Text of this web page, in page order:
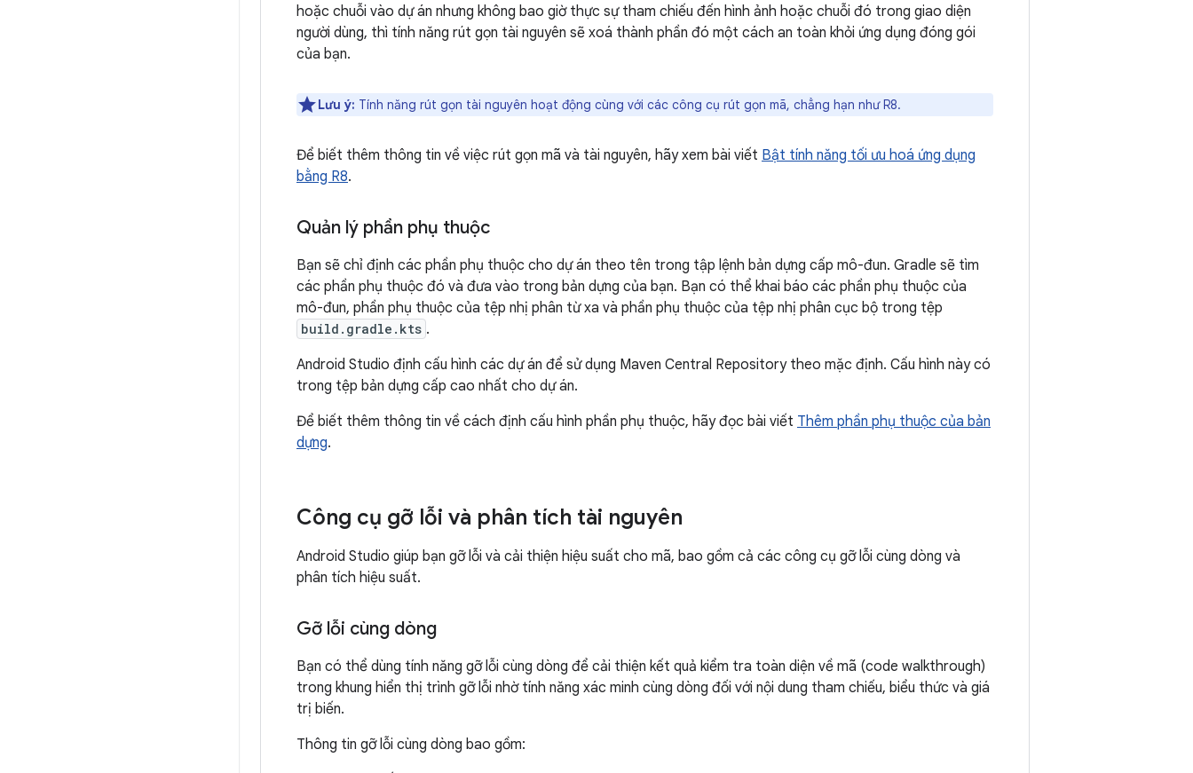
hoặc chuỗi vào dự án nhưng không bao giờ thực sự tham chiếu đến hình ảnh hoặc chuỗi đó trong giao diện
người dùng, thì tính năng rút gọn tài nguyên sẽ xoá thành phần đó một cách an toàn khỏi ứng dụng đóng gói
của bạn.
Lưu ý: Tính năng rút gọn tài nguyên hoạt động cùng với các công cụ rút gọn mã, chẳng hạn như R8.
Để biết thêm thông tin về việc rút gọn mã và tài nguyên, hãy xem bài viết Bật tính năng tối ưu hoá ứng dụng
bằng R8.
Quản lý phần phụ thuộc
Bạn sẽ chỉ định các phần phụ thuộc cho dự án theo tên trong tập lệnh bản dựng cấp mô-đun. Gradle sẽ tìm
các phần phụ thuộc đó và đưa vào trong bản dựng của bạn. Bạn có thể khai báo các phần phụ thuộc của
mô-đun, phần phụ thuộc của tệp nhị phân từ xa và phần phụ thuộc của tệp nhị phân cục bộ trong tệp
build.gradle.kts .
Android Studio định cấu hình các dự án để sử dụng Maven Central Repository theo mặc định. Cấu hình này có
trong tệp bản dựng cấp cao nhất cho dự án.
Để biết thêm thông tin về cách định cấu hình phần phụ thuộc, hãy đọc bài viết Thêm phần phụ thuộc của bản
dựng.
Công cụ gỡ lỗi và phân tích tài nguyên
Android Studio giúp bạn gỡ lỗi và cải thiện hiệu suất cho mã, bao gồm cả các công cụ gỡ lỗi cùng dòng và
phân tích hiệu suất.
Gỡ lỗi cùng dòng
Bạn có thể dùng tính năng gỡ lỗi cùng dòng để cải thiện kết quả kiểm tra toàn diện về mã (code walkthrough)
trong khung hiển thị trình gỡ lỗi nhờ tính năng xác minh cùng dòng đối với nội dung tham chiếu, biểu thức và giá
trị biến.
Thông tin gỡ lỗi cùng dòng bao gồm: